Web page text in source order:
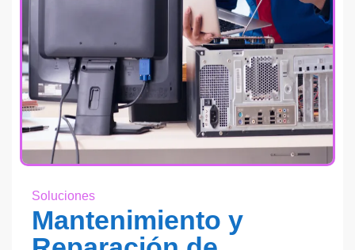
Soluciones
Mantenimiento y